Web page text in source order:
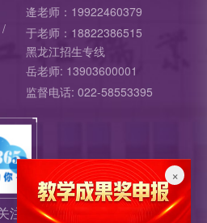
逄老师：19922460379
于老师：18822386515
黑龙江招生专线
岳老师: 13903600001
监督电话: 022-58553395
注
×